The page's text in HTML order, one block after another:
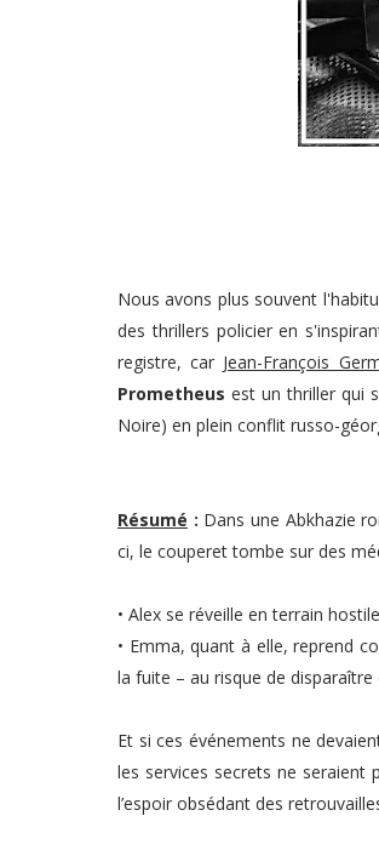
Nous avons plus souvent
des thrillers policier en
registre, car Jean-François
Prometheus est un thriller qui
Noire) en plein conflit russo-
Résumé : Dans une Abkhazie
ci, le couperet tombe sur des
• Alex se réveille en terrain
• Emma, quant à elle, reprend
la fuite – au risque de
Et si ces événements ne
les services secrets ne seraient
l’espoir obsédant des